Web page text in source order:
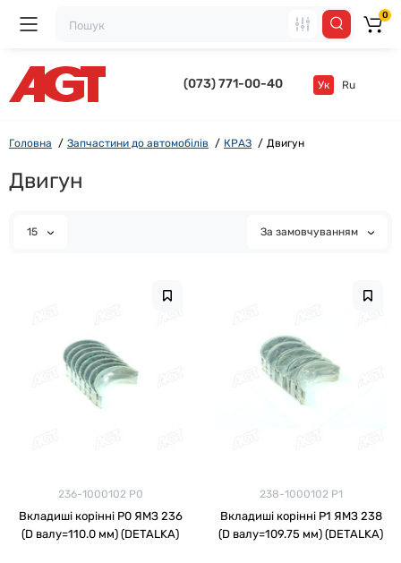
(073) 771-00-40 Ук Ru
0
Головна Запчастини до автомобілів КРАЗ Двигун
Двигун
15 За замовчуванням
236-1000102 Р0
Вкладиші корінні Р0 ЯМЗ 236
(D валу=110.0 мм) (DETALKA)
238-1000102 Р1
Вкладиші корінні Р1 ЯМЗ 238
(D валу=109.75 мм) (DETALKA)